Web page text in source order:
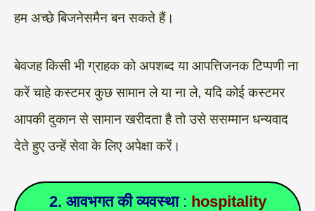
हम अच्छे बिजनेसमैन बन सकते हैं।
बेवजह किसी भी ग्राहक को अपशब्द या आपत्तिजनक टिप्पणी ना
करें चाहे कस्टमर कुछ सामान ले या ना ले, यदि कोई कस्टमर
आपकी दुकान से सामान खरीदता है तो उसे ससम्मान धन्यवाद
देते हुए उन्हें सेवा के लिए अपेक्षा करें।
2. आवभगत की व्यवस्था: hospitality